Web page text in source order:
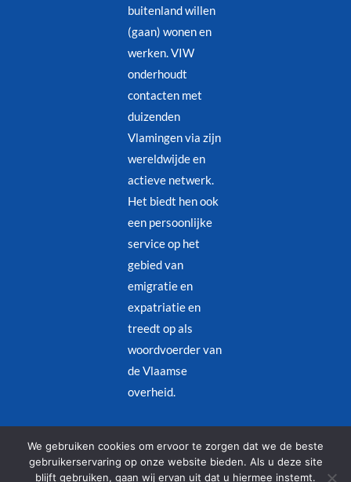
buitenland willen
(gaan) wonen en
werken. VIW
onderhoudt
contacten met
duizenden
Vlamingen via zijn
wereldwijde en
actieve netwerk.
Het biedt hen ook
een persoonlijke
service op het
gebied van
emigratie en
expatriatie en
treedt op als
woordvoerder van
de Vlaamse
overheid.
Juridische kennisgeving–Privacybeleid
We gebruiken cookies om ervoor te zorgen dat we de beste
gebruikerservaring op onze website bieden. Als u deze site
blijft gebruiken, gaan wij ervan uit dat u hiermee instemt.